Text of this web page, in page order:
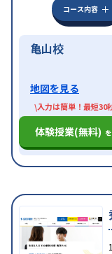
コース内容
亀山校
地図を見る
\入力は簡単！最短30
体験授業(無料)